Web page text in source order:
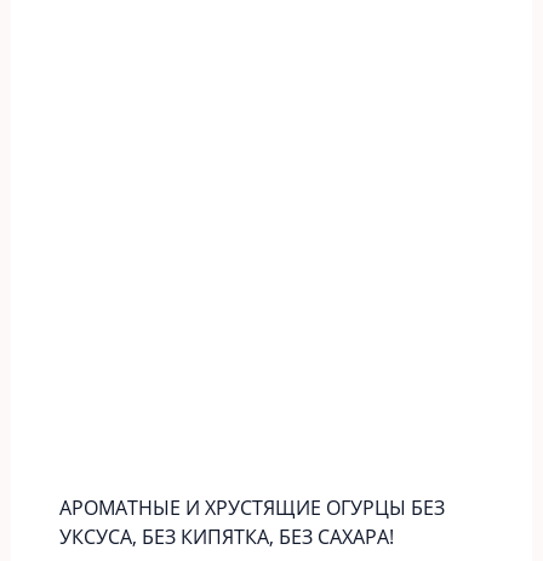
АРОМАТНЫЕ И ХРУСТЯЩИЕ ОГУРЦЫ БЕЗ
УКСУСА, БЕЗ КИПЯТКА, БЕЗ САХАРА!